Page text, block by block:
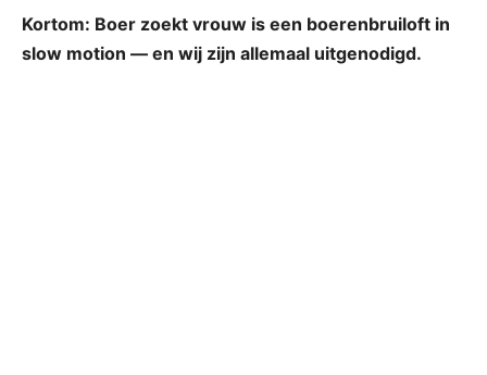
Kortom: Boer zoekt vrouw is een boerenbruiloft in
slow motion — en wij zijn allemaal uitgenodigd.